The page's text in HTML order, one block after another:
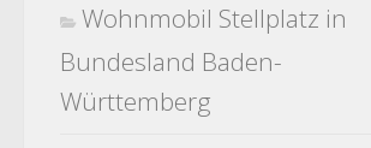
Wohnmobil Stellplatz in
Bundesland Baden-
Württemberg